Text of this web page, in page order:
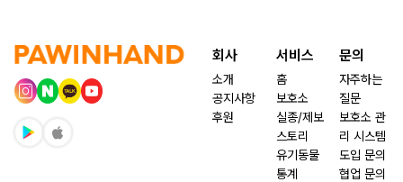
회사
소개
공지사항
후원
서비스
홈
보호소
실종/제보
스토리
유기동물
통계
문의
자주하는
질문
보호소 관
리 시스템
도입 문의
협업 문의